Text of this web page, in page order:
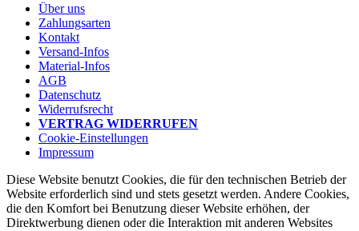
Über uns
Zahlungsarten
Kontakt
Versand-Infos
Material-Infos
AGB
Datenschutz
Widerrufsrecht
VERTRAG WIDERRUFEN
Cookie-Einstellungen
Impressum
Diese Website benutzt Cookies, die für den technischen Betrieb der
Website erforderlich sind und stets gesetzt werden. Andere Cookies,
die den Komfort bei Benutzung dieser Website erhöhen, der
Direktwerbung dienen oder die Interaktion mit anderen Websites